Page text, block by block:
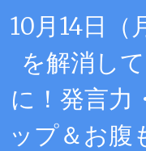
10月14日（
を解消し
に！発言力
ップ＆お腹